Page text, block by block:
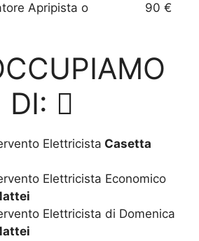
Apripista o
90 €
DI:
Elettricista Casetta
Elettricista Economico
Elettricista di Domenica